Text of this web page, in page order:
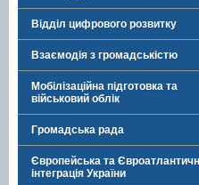
Відділ цифрового розвитку
Взаємодія з громадськістю
Мобілізаційна підготовка та
військовий облік
Громадська рада
Європейська та
інтеграція України